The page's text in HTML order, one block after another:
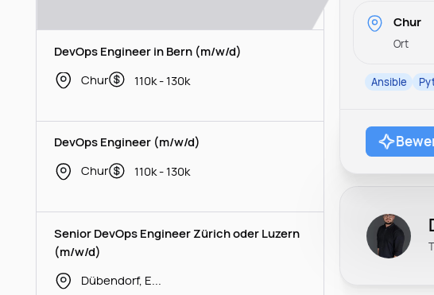
DevOps Engineer in Bern (m/w/d)
Chur
110k - 130k
DevOps Engineer (m/w/d)
Chur
110k - 130k
Senior DevOps Engineer Zürich oder Luzern
(m/w/d)
Dübendorf, Emmen
Chur
Ort
Ansible